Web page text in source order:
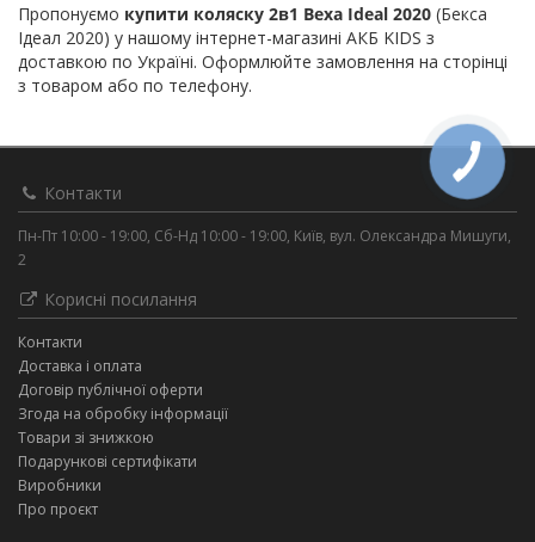
Пропонуємо купити коляску 2в1 Bexa Ideal 2020 (Бекса
Ідеал 2020) у нашому інтернет-магазині АКБ KIDS з
доставкою по Україні. Оформлюйте замовлення на сторінці
з товаром або по телефону.
Контакти
Пн-Пт 10:00 - 19:00, Сб-Нд 10:00 - 19:00, Київ, вул. Олександра Мишуги,
2
Корисні посилання
Контакти
Доставка і оплата
Договір публічної оферти
Згода на обробку інформації
Товари зі знижкою
Подарункові сертифікати
Виробники
Про проєкт